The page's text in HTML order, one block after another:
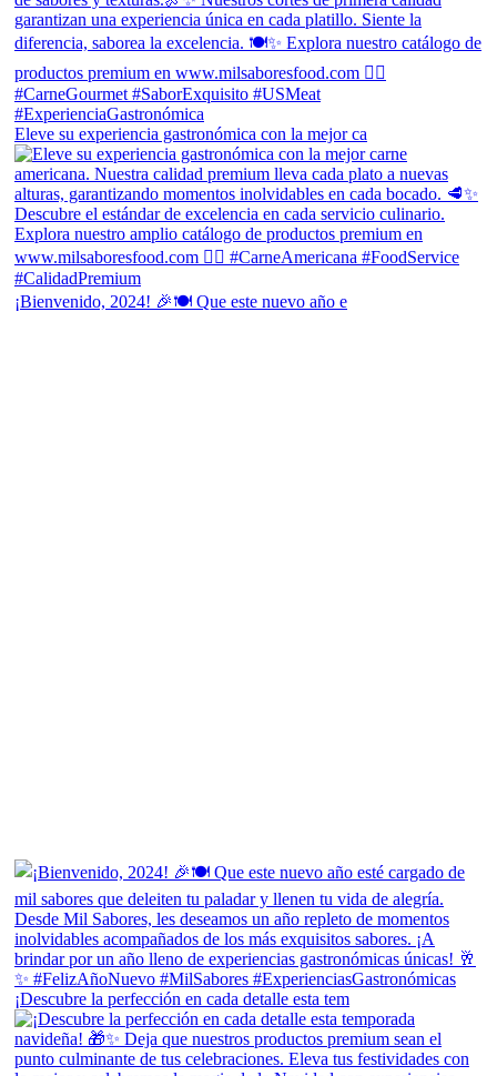
Eleve su experiencia gastronómica con la mejor ca
¡Bienvenido, 2024! 🎉🍽 Que este nuevo año e
¡Descubre la perfección en cada detalle esta tem